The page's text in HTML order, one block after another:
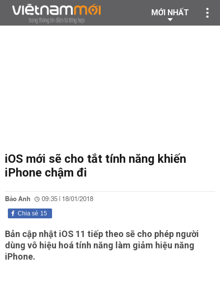
MỚI NHẤT
iOS mới sẽ cho tắt tính năng khiến
iPhone chậm đi
Bảo Anh 09:35 | 18/01/2018
15
Chia sẻ
Bản cập nhật iOS 11 tiếp theo sẽ cho phép người
dùng vô hiệu hoá tính năng làm giảm hiệu năng
iPhone.